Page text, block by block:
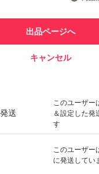
での取引実績
送
このユーザー
＆設定した発
す
このユーザー
に発送してい
出品ページへ
キャンセル